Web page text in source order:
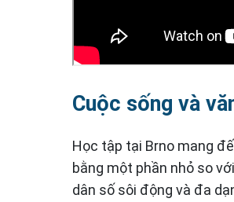
Cuộc sống và
Học tập tại Brno mang
bằng một phần nhỏ so
dân số sôi động và đa